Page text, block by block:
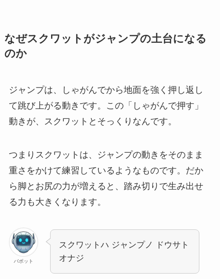
なぜスクワットがジャンプの土台になる
のか
ジャンプは、しゃがんでから地面を強く押し返し
て跳び上がる動きです。この「しゃがんで押す」
動きが、スクワットとそっくりなんです。
つまりスクワットは、ジャンプの動きをそのまま
重さをかけて練習しているようなものです。だか
ら脚とお尻の力が増えると、踏み切りで生み出せ
る力も大きくなります。
バボット
スクワットハ ジャンプノ ドウサト
オナジ